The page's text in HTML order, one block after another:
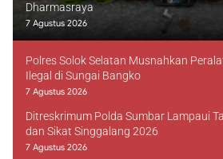
Dharmasraya
7 Agustus 2026
Polres Solok Selatan Musnahkan
Ilegal di Sungai Bangko
7 Agustus 2026
Ditreskrimum Polda Sumbar Lampaui
dan Sikat Singgalang 2026
7 Agustus 2026